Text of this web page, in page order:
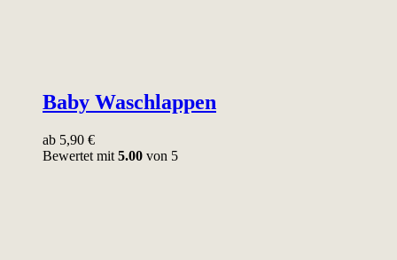
Baby Waschlappen
ab 5,90 €
Bewertet mit 5.00 von 5